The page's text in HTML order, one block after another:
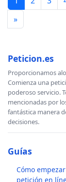
»
Peticion.es
Proporcionamos
Comienza una
poderoso servicio.
mencionadas por
fantástica manera
decisiones.
Guías
Cómo
petición en